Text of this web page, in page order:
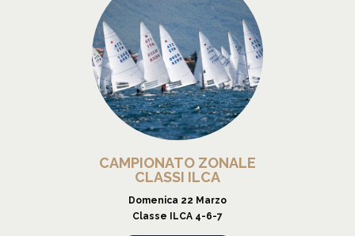
CAMPIONATO ZONALE
CLASSI ILCA
Domenica 22 Marzo
Classe ILCA 4-6-7